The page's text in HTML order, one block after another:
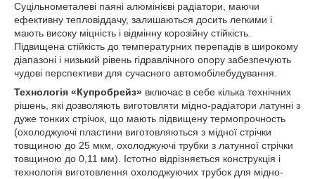
Суцільнометалеві паяні алюмінієві радіатори, маючи
ефективну тепловіддачу, залишаються досить легкими і
мають високу міцність і відмінну корозійну стійкість.
Підвищена стійкість до температурних перепадів в широкому
діапазоні і низький рівень гідравлічного опору забезпечують
чудові перспективи для сучасного автомобілебудування.
Технологія «Купробрейз» включає в себе кілька технічних
рішень, які дозволяють виготовляти мідно-радіатори латунні з
дуже тонких стрічок, що мають підвищену термопрочность
(охолоджуючі пластини виготовляються з мідної стрічки
товщиною до 25 мкм, охолоджуючі трубки з латунної стрічки
товщиною до 0,11 мм). Істотно відрізняється конструкція і
технологія виготовлення охолоджуючих трубок для мідно-